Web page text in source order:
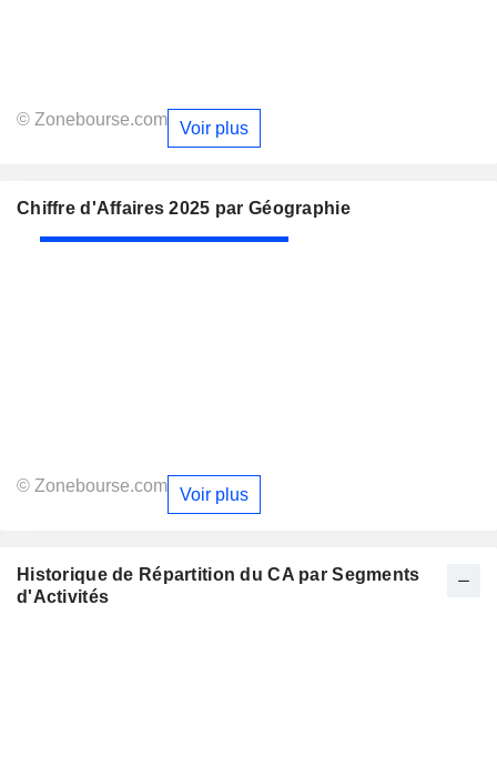
© Zonebourse.com Voir plus
Chiffre d'Affaires 2025 par Géographie
© Zonebourse.com Voir plus
Historique de Répartition du CA par Segments
d'Activités